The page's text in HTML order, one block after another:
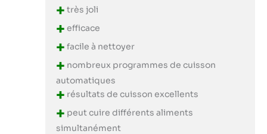
+ très joli
+ efficace
+ facile à nettoyer
+ nombreux programmes de cuisson
automatiques
+ résultats de cuisson excellents
+ peut cuire différents aliments
simultanément